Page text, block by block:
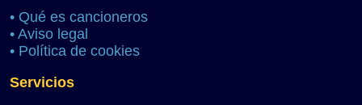
• Qué es cancioneros
• Aviso legal
• Política de cookies
Servicios